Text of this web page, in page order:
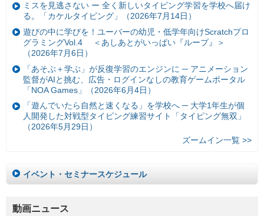
ミスを見逃さない ー 全く新しいタイピング学習を学校へ届け
る。「カケルタイピング」（2026年7月14日）
遊びの中に学びを！ユーバーの幼児・低学年向けScratchプロ
グラミングVol.4 ＜あしあとがいっぱい『ループ』＞
（2026年7月6日）
「あそぶ＋学ぶ」が反復学習のエンジンに ─ アニメーション
監督がAIと挑む、広告・ログインなしの教育ゲームポータル
「NOA Games」（2026年6月4日）
「遊んでいたら自然と速くなる」を学校へ ─ 大学1年生が個
人開発した対戦型タイピング練習サイト「タイピング無双」
（2026年5月29日）
ズームイン一覧 >>
イベント・セミナースケジュール
動画ニュース